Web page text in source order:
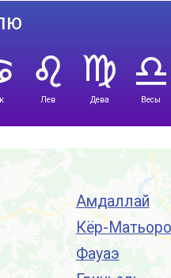
Лев Дева Весы
Амдаллай
Кёр-Матьоро
Фауаэ